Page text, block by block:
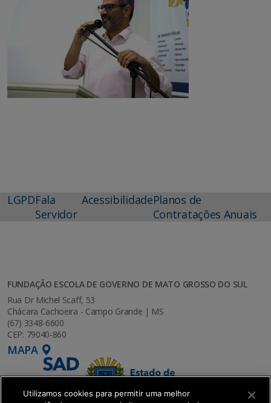
LGPDFala
Servidor
AcessibilidadePlanos de
Contratações Anuais
FUNDAÇÃO ESCOLA DE GOVERNO DE MATO GROSSO DO SUL
Rua Dr Michel Scaff, 53
Chácara Cachoeira - Campo Grande | MS
(67) 3348-6600
CEP: 79040-860
MAPA
Utilizamos cookies para permitir uma melhor